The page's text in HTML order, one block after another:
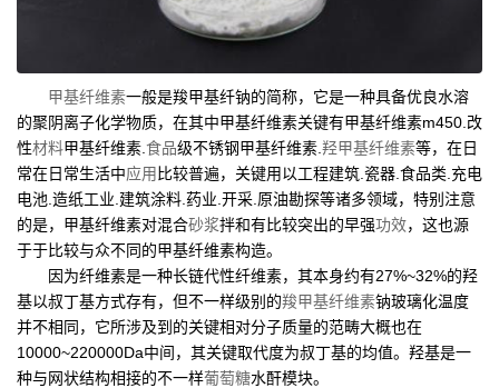
甲基纤维素一般是羧甲基纤钠的简称，它是一种具备优良水溶
的聚阴离子化学物质，在其中甲基纤维素关键有甲基纤维素m450.改
性材料甲基纤维素. 食品级不锈钢甲基纤维素. 羟甲基纤维素等，在日
常在日常生活中应用 比较普遍，关键用以工程建筑.瓷器.食品类.充电
电池.造纸工业.建筑涂料.药业.开采.原油勘探等诸多领域，特别注意
的是，甲基纤维素对混合砂浆拌和有比较突出的早强功效，这也源
于于比较与众不同的甲基纤维素构造。
因为纤维素是一种长链代性纤维素，其本身约有27%~32%的羟
基以叔丁基方式存有，但不一样级别的羧甲基纤维素钠玻璃化温度
并不相同，它所涉及到的关键相对分子质量的范畴大概也在
10000~220000Da中间，其关键取代度为叔丁基的均值。羟基是一
种与网状结构相接的不一样葡萄糖水酐模块。